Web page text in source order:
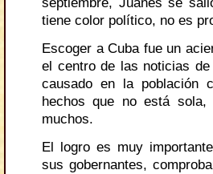
septiembre, Juanes se
tiene color político, no es
Escoger a Cuba fue un
el centro de las noticias
causado en la población
hechos que no está
muchos.
El logro es muy
sus gobernantes,